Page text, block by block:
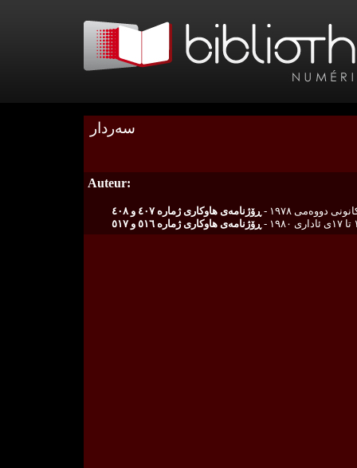
سەردار
Auteur:
ڕۆژنامەی هاوکاری ژمارە ٤٠٧ و ٤٠٨
-
ڕۆژنامەی هاوکاری ژمارە ٥١٦ و ٥١٧